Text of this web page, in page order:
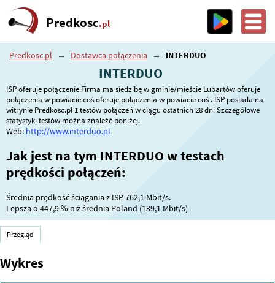
Predkosc.pl
Predkosc.pl → Dostawca połączenia → INTERDUO
INTERDUO
ISP oferuje połączenie.Firma ma siedzibę w gminie/mieście Lubartów oferuje
połączenia w powiacie coś oferuje połączenia w powiacie coś . ISP posiada na
witrynie Predkosc.pl 1 testów połączeń w ciągu ostatnich 28 dni Szczegółowe
statystyki testów można znaleźć poniżej.
Web: http://www.interduo.pl
Jak jest na tym INTERDUO w testach
prędkości połączeń:
Średnia prędkość ściągania z ISP 762,1 Mbit/s.
Lepsza o 447,9 % niż średnia Poland (139,1 Mbit/s)
Przegląd
Wykres